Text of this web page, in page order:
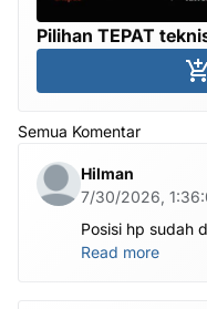
Pilihan TEPAT
Semua Komentar
Hilman
7/30/2026,
Posisi hp sudah
.habis ubl apa
Read more